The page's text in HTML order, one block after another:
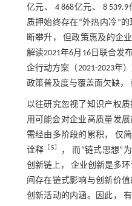
亿元、 4 868亿元、 8
质押始终存在“外热内冷”的
断攀升， 但政策惠及的企
解读2021年6月16日联合发
企行动方案（2021-2023年
政策普及度与覆盖面欠缺，
以往研究忽视了知识产权
用可能会对企业高质量发展
需经由多阶段的累积， 仅
诠释
5
， 而“链式思想”
创新链上， 企业创新是多
间存在链式影响与创新价
创新活动的内涵。因此，